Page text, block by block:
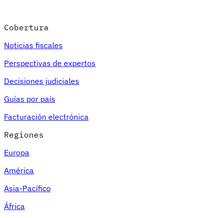
Cobertura
Noticias fiscales
Perspectivas de expertos
Decisiones judiciales
Guías por país
Facturación electrónica
Regiones
Europa
América
Asia-Pacífico
África